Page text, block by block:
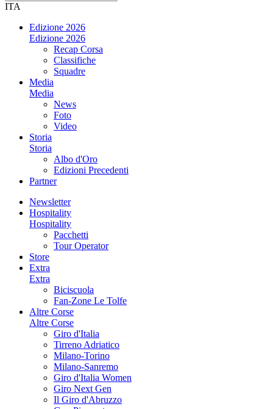
ITA
Edizione 2026
Edizione 2026
Recap Corsa
Classifiche
Squadre
Media
Media
News
Foto
Video
Storia
Storia
Albo d'Oro
Edizioni Precedenti
Partner
Newsletter
Hospitality
Hospitality
Pacchetti
Tour Operator
Store
Extra
Extra
Biciscuola
Fan-Zone Le Tolfe
Altre Corse
Altre Corse
Giro d'Italia
Tirreno Adriatico
Milano-Torino
Milano-Sanremo
Giro d'Italia Women
Giro Next Gen
Il Giro d'Abruzzo